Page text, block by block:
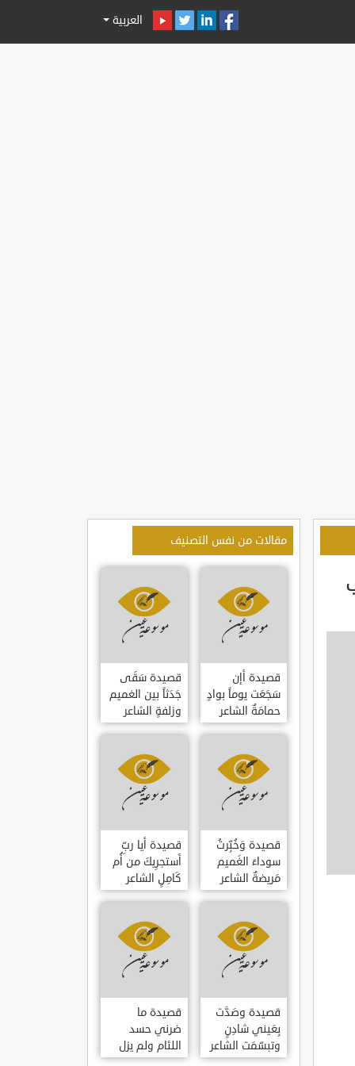
العربية
مقالات من نفس التصنيف
قصيدة أإن
سَجَعَت يوماً بوادٍ
حمامَةٌ الشاعر
العوام بن عقبة
قصيدة سَقَى
جَدَثاً بين الغميم
وزلفةٍ الشاعر
العوام بن عقبة
قصيدة وَخُبِّرتُ
سوداءَ الغَميم
مَريضةٌ الشاعر
العوام بن عقبة
قصيدة أيا ربِّ
أستجرِيكَ من أُم
كَامِلٍ الشاعر
العوام بن عقبة
قصيدة وصَدَّت
بِعَيني شادِنٍ
وتبسّمَت الشاعر
العوام بن عقبة
قصيدة ما
ضرني حسد
اللئام ولم يزل
الشاعر عمارة بن